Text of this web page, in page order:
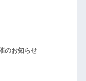
のお知らせ